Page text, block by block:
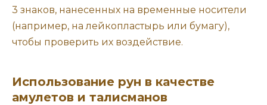
3 знаков, нанесенных на временные носители
(например, на лейкопластырь или бумагу),
чтобы проверить их воздействие.
Использование рун в качестве
амулетов и талисманов